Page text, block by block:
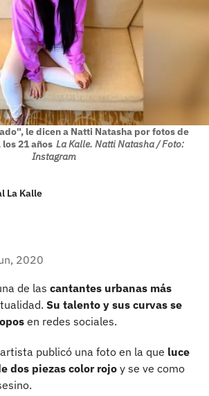
le dicen a Natti Natasha por fotos de
21 años La Kalle. Natti Natasha / Foto:
Instagram
La Kalle
2020
de las cantantes urbanas más
Su talento y sus curvas se
en redes sociales.
publicó una foto en la que luce
dos piezas color rojo y se ve como